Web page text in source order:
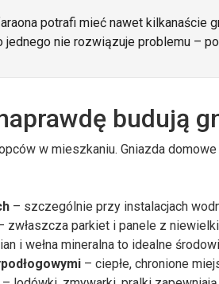
potrafi mieć nawet kilkanaście
nie rozwiązuje problemu –
budują
w mieszkaniu. Gniazda
– szczególnie przy instalacjach
zwłaszcza parkiet i panele z
i wełna mineralna to idealne
– ciepłe, chronione